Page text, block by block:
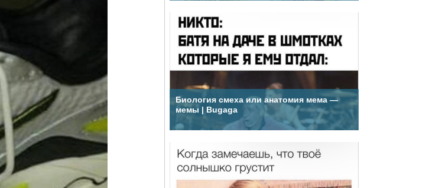
Биология смеха или анатомия мема —
мемы | Bugaga